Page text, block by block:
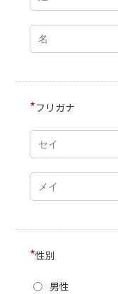
*フリガナ
*性別
男性